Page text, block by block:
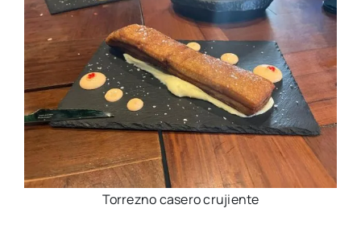
Torrezno case­ro cru­jien­te